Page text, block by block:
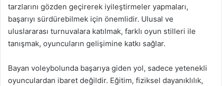
tarzlarını gözden geçirerek iyileştirmeler yapmaları,
başarıyı sürdürebilmek için önemlidir. Ulusal ve
uluslararası turnuvalara katılmak, farklı oyun stilleri ile
tanışmak, oyuncuların gelişimine katkı sağlar.
Bayan voleybolunda başarıya giden yol, sadece yetenekli
oyunculardan ibaret değildir. Eğitim, fiziksel dayanıklılık,